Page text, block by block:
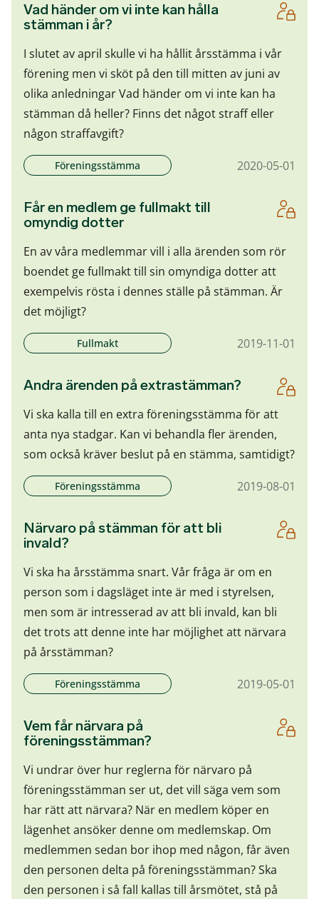
Vad händer om vi inte kan hålla
stämman i år?
I slutet av april skulle vi ha hållit årsstämma i vår
förening men vi sköt på den till mitten av juni av
olika anledningar Vad händer om vi inte kan ha
stämman då heller? Finns det något straff eller
någon straffavgift?
Föreningsstämma 2020-05-01
Får en medlem ge fullmakt till
omyndig dotter
En av våra medlemmar vill i alla ärenden som rör
boendet ge fullmakt till sin omyndiga dotter att
exempelvis rösta i dennes ställe på stämman. Är
det möjligt?
Fullmakt 2019-11-01
Andra ärenden på extrastämman?
Vi ska kalla till en extra föreningsstämma för att
anta nya stadgar. Kan vi behandla fler ärenden,
som också kräver beslut på en stämma, samtidigt?
Föreningsstämma 2019-08-01
Närvaro på stämman för att bli
invald?
Vi ska ha årsstämma snart. Vår fråga är om en
person som i dagsläget inte är med i styrelsen,
men som är intresserad av att bli invald, kan bli
det trots att denne inte har möjlighet att närvara
på årsstämman?
Föreningsstämma 2019-05-01
Vem får närvara på
föreningsstämman?
Vi undrar över hur reglerna för närvaro på
föreningsstämman ser ut, det vill säga vem som
har rätt att närvara? När en medlem köper en
lägenhet ansöker denne om medlemskap. Om
medlemmen sedan bor ihop med någon, får även
den personen delta på föreningsstämman? Ska
den personen i så fall kallas till årsmötet, stå på